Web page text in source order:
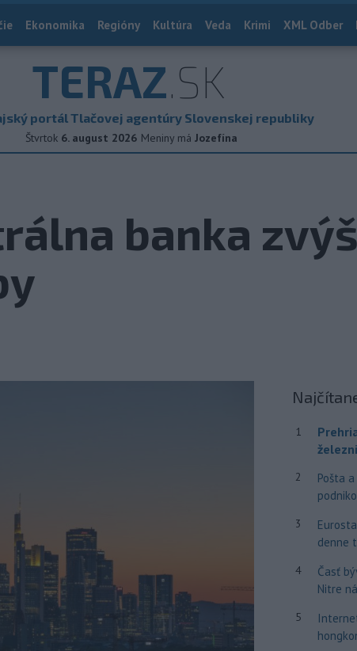
Ekonomika Regióny Kultúra Veda Krimi XML Odber
TERAZ.SK
portál Tlačovej agentúry Slovenskej republiky
Štvrtok 6. august 2026 Meniny má Jozefína
banka
1
2
Pošta
3
denne
4
Časť
Nitre
5